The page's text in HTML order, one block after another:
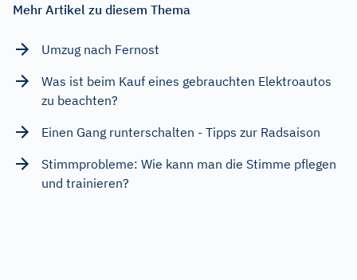
Mehr Artikel zu diesem Thema
Umzug nach Fernost
Was ist beim Kauf eines gebrauchten Elektroautos
zu beachten?
Einen Gang runterschalten - Tipps zur Radsaison
Stimmprobleme: Wie kann man die Stimme pflegen
und trainieren?